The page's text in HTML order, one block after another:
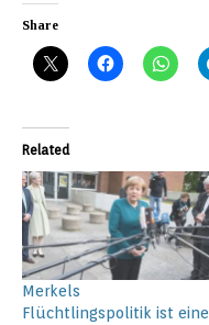
Share
Related
Merkels
Flüchtlingspolitik ist eine